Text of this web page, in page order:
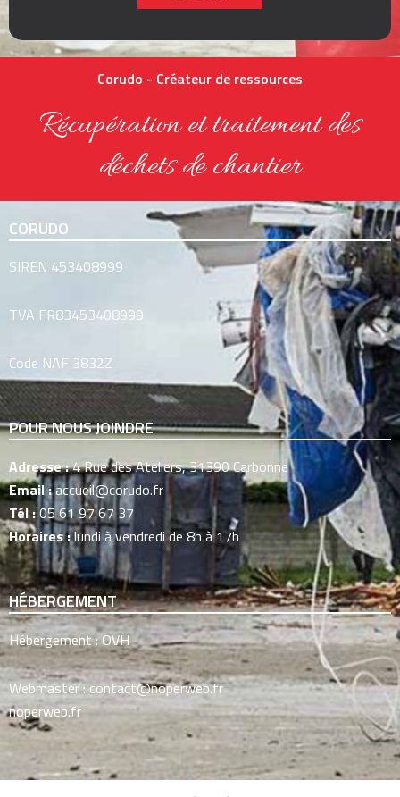
Corudo - Créateur de ressources
Récupération et traitement des
déchets de chantier
CORUDO
SIREN 453408999
TVA FR83453408999
Code NAF 3832Z
POUR NOUS JOINDRE
Adresse :4 Rue des Ateliers, 31390 Carbonne
Email :accueil@corudo.fr
Tél :05 61 97 67 37
Horaires :lundi à vendredi de 8h à 17h
HÉBERGEMENT
Hébergement :OVH
Webmaster : contact@noperweb.fr
noperweb.fr